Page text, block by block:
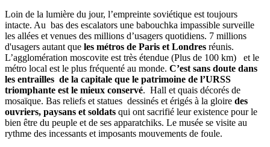
Loin de la lumière du jour, l’empreinte soviétique est toujours
intacte. Au bas des escalators une babouchka impassible surveille
les allées et venues des millions d’usagers quotidiens. 7 millions
d'usagers autant que les métros de Paris et Londres réunis.
L’agglomération moscovite est très étendue (Plus de 100 km) et le
métro local est le plus fréquenté au monde. C’est sans doute dans
les entrailles de la capitale que le patrimoine de l’URSS
triomphante est le mieux conservé. Hall et quais décorés de
mosaïque. Bas reliefs et statues dessinés et érigés à la gloire des
ouvriers, paysans et soldats qui ont sacrifié leur existence pour le
bien être du peuple et de ses apparatchiks. Le musée se visite au
rythme des incessants et imposants mouvements de foule.